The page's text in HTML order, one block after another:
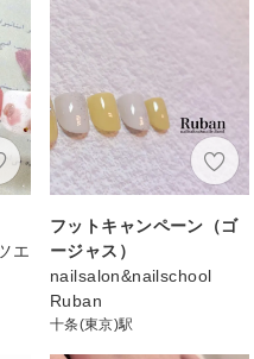
エ
フットキャンペーン（ゴ
ージャス）
nailsalon&nailschool
Ruban
十条(東京)駅